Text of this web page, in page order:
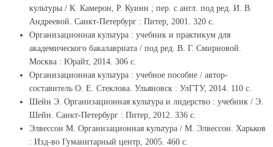
культуры / К. Камерон, Р. Куинн ; пер. с англ. под ред. И. В.
Андреевой. Санкт-Петербург : Питер, 2001. 320 с.
Организационная культура : учебник и практикум для
академического бакалавриата / под ред. В. Г. Смирновой.
Москва : Юрайт, 2014. 306 с.
Организационная культура : учебное пособие / автор-
составитель О. Е. Стеклова. Ульяновск : УлГТУ, 2014. 110 с.
Шейн Э. Организационная культура и лидерство : учебник / Э.
Шейн. Санкт-Петербург : Питер, 2012. 336 с.
Элвессон М. Организационная культура / М. Элвессон. Харьков
: Изд-во Гуманитарный центр, 2005. 460 с.